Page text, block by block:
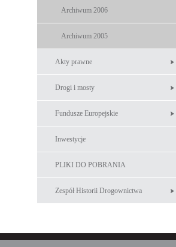
Archiwum 2006
Archiwum 2005
Akty prawne
Drogi i mosty
Fundusze Europejskie
Inwestycje
PLIKI DO POBRANIA
Zespół Historii Drogownictwa